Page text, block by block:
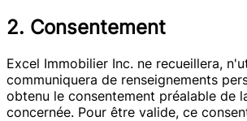
2. Consentement
Excel Immobilier Inc. ne recueillera,
communiquera de renseignements
obtenu le consentement préalable de
concernée. Pour être valide, ce